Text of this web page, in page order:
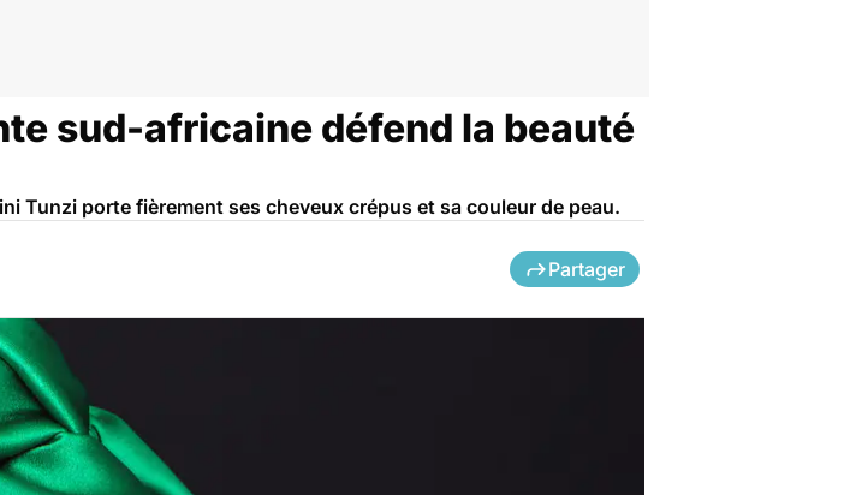
sud-africaine défend la beauté
Tunzi porte fièrement ses cheveux crépus et sa couleur de peau.
Partager